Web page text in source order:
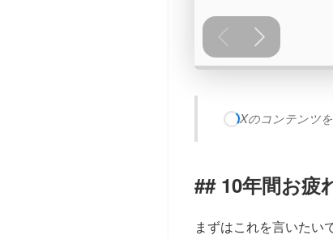
Xのコンテンツ
10年間お疲
まずはこれを言いたい